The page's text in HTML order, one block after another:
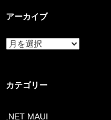
アーカイブ
ア
ブ
カテゴリー
.NET MAUI